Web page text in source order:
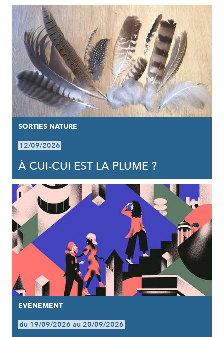
SORTIES NATURE
12/09/2026
À CUI-CUI EST LA PLUME ?
EVÈNEMENT
du 19/09/2026 au 20/09/2026